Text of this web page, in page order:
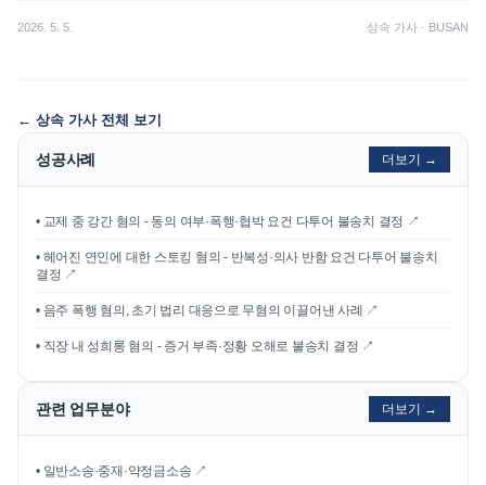
2026. 5. 5. 상속 가사 · BUSAN
← 상속 가사전체 보기
성공사례 더보기 →
• 교제 중 강간 혐의 - 동의 여부·폭행·협박 요건 다투어 불송치 결정 ↗
• 헤어진 연인에 대한 스토킹 혐의 - 반복성·의사 반함 요건 다투어 불송치
결정 ↗
• 음주 폭행 혐의, 초기 법리 대응으로 무혐의 이끌어낸 사례 ↗
• 직장 내 성희롱 혐의 - 증거 부족·정황 오해로 불송치 결정 ↗
관련 업무분야 더보기 →
• 일반소송·중재·약정금소송 ↗